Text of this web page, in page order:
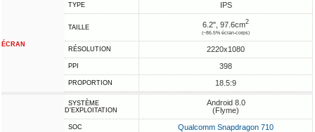
ÉCRAN
TYPE IPS
TAILLE 6.2", 97.6cm2
(~86.5% écran-corps)
RÉSOLUTION 2220x1080
PPI 398
PROPORTION 18.5:9
SYSTÈME
D'EXPLOITATION
Android 8.0
(Flyme)
SOC Qualcomm Snapdragon 710